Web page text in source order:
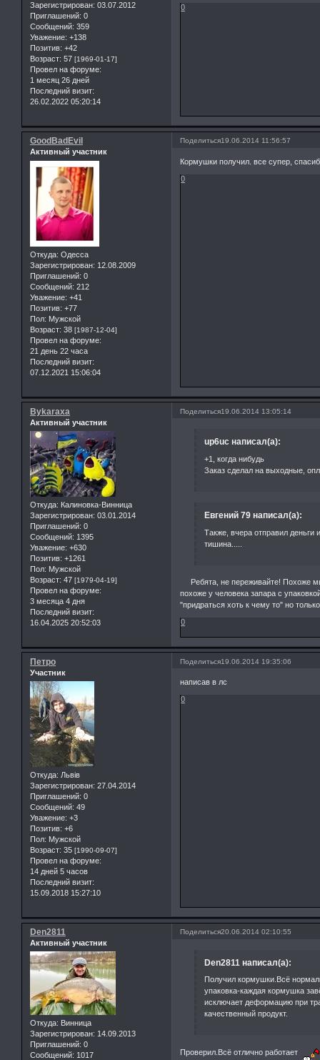
Зарегистрирован: 03.07.2012
Приглашений: 0
Сообщений: 359
Уважение: +138
Позитив: +42
Возраст: 57 [1969-01-17]
Провел на форуме:
1 месяц 26 дней
Последний визит:
26.02.2022 05:20:14
0
Поделиться19.06.2014 11:56:57
GoodBadEvil
Активный участник
Откуда: Одесса
Зарегистрирован: 12.08.2009
Приглашений: 0
Сообщений: 212
Уважение: +41
Позитив: +77
Пол: Мужской
Возраст: 38 [1987-12-04]
Провел на форуме:
21 день 22 часа
Последний визит:
07.12.2021 15:06:04
Кормушки получил. все супер,
0
Поделиться19.06.2014 13:05:14
Bykaraxa
Активный участник
Откуда: Калиновка-Винница
Зарегистрирован: 03.01.2014
Приглашений: 0
Сообщений: 1395
Уважение: +630
Позитив: +1261
Пол: Мужской
Возраст: 47 [1979-04-19]
Провел на форуме:
3 месяца 4 дня
Последний визит:
16.04.2025 20:52:03
up6uc написал(а):
+1, когда нибудь
Заказ сделал на выходные,
Евгений 79 написал(а):
Также, вчера отправил деньги
тишина.....
Ребята, не переживайте! Похоже
похоже у человека запара с
"придраться хоть к чему то" но
0
Поделиться19.06.2014 19:35:06
Петро
Участник
Откуда: Львів
Зарегистрирован: 27.04.2014
Приглашений: 0
Сообщений: 49
Уважение: +3
Позитив: +6
Пол: Мужской
Возраст: 35 [1990-09-07]
Провел на форуме:
14 дней 5 часов
Последний визит:
15.09.2018 15:27:10
написав в лс
0
Поделиться20.06.2014 02:10:55
Den2811
Активный участник
Откуда: Винница
Зарегистрирован: 14.09.2013
Приглашений: 0
Сообщений: 1017
Den2811 написал(а):
Получил кормушки.Всё
упаковка-каждая кормушка
исключает деформацию при
качественный продукт.
Проверил.Всё отлично работает